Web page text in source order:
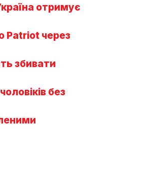
отримує
Patriot через
збивати
без